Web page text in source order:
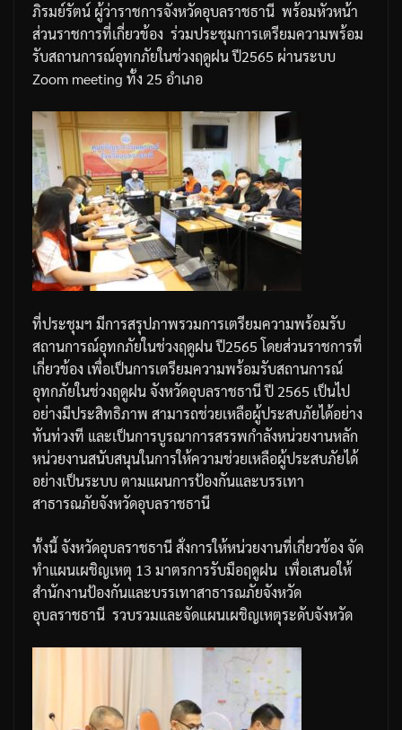
ภิรมย์รัตน์ ผู้ว่าราชการจังหวัดอุบลราชธานี พร้อมหัวหน้า
ส่วนราชการที่เกี่ยวข้อง ร่วมประชุมการเตรียมความพร้อม
รับสถานการณ์อุทกภัยในช่วงฤดูฝนปี2565 ผ่านระบบ
Zoom meeting ทั้ง 25 อำเภอ
ที่ประชุมฯ มีการสรุปภาพรวมการเตรียมความพร้อมรับ
สถานการณ์อุทกภัยในช่วงฤดูฝนปี2565 โดยส่วนราชการที่
เกี่ยวข้อง เพื่อเป็นการเตรียมความพร้อมรับสถานการณ์
อุทกภัยในช่วงฤดูฝนจังหวัดอุบลราชธานีปี 2565 เป็นไป
อย่างมีประสิทธิภาพ สามารถช่วยเหลือผู้ประสบภัยได้อย่าง
ทันท่วงที และเป็นการบูรณาการสรรพกำลังหน่วยงานหลัก
หน่วยงานสนับสนุนในการให้ความช่วยเหลือผู้ประสบภัยได้
อย่างเป็นระบบตามแผนการป้องกันและบรรเทา
สาธารณภัยจังหวัดอุบลราชธานี
ทั้งนี้จังหวัดอุบลราชธานีสั่งการให้หน่วยงานที่เกี่ยวข้อง จัด
ทำแผนเผชิญเหตุ 13 มาตรการรับมือฤดูฝน เพื่อเสนอให้
สำนักงานป้องกันและบรรเทาสาธารณภัยจังหวัด
อุบลราชธานี รวบรวมและจัดแผนเผชิญเหตุระดับจังหวัด